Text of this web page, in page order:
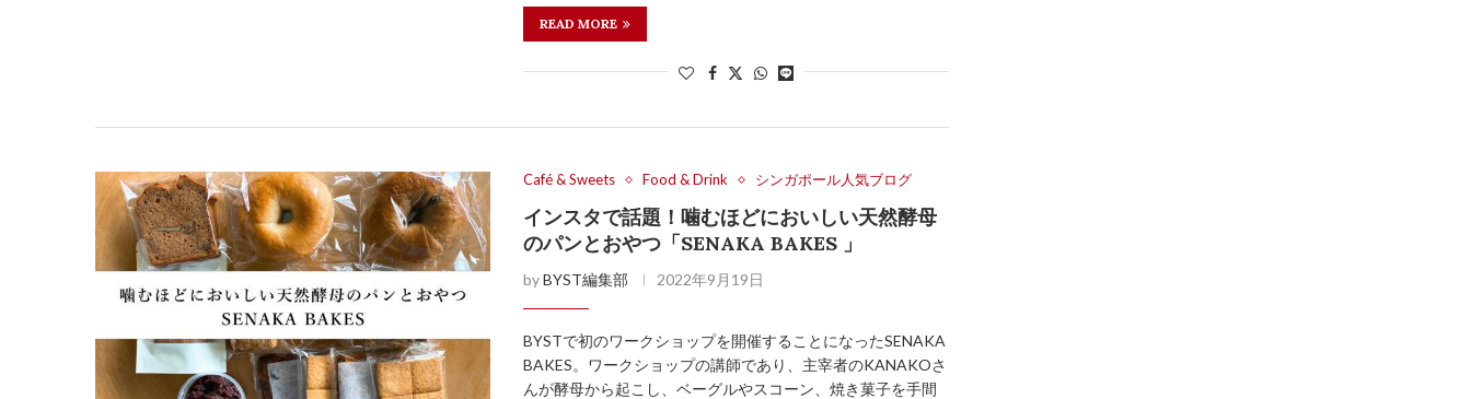
READ MORE
Café & Sweets Food & Drink シンガポール人気ブログ
インスタで話題！噛むほどにおいしい天然酵母
のパンとおやつ「SENAKA BAKES 」
byBYST編集部 2022年9月19日
BYSTで初のワークショップを開催することになったSENAKA
BAKES。ワークショップの講師であり、主宰者のKANAKOさ
んが酵母から起こし、ベーグルやスコーン、焼き菓子を手間